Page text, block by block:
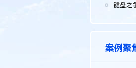
案例聚